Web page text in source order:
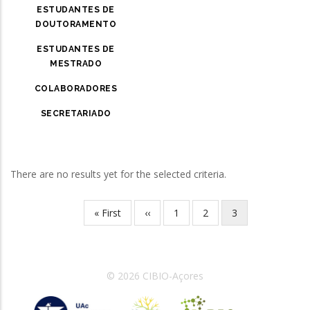
ESTUDANTES DE
DOUTORAMENTO
ESTUDANTES DE
MESTRADO
COLABORADORES
SECRETARIADO
There are no results yet for the selected criteria.
Primeira
página
« First
Página
anterior
‹‹ Página
1 Página
2
Página
atual
3
© 2026 CIBIO-Açores